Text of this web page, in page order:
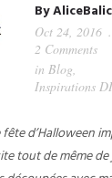
By
Oct 24, 2016
2 Comments
in Blog,
Inspirations
d’Halloween
tout de même de